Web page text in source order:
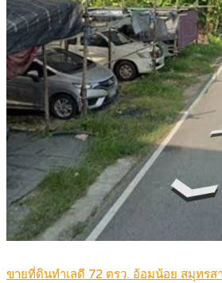
ขายที่ดินทำเลดี 72 ตรว. อ้อมน้อย สมุทร